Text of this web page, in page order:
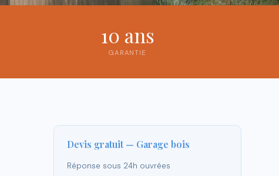
10 ans
GARANTIE
Devis gratuit — Garage bois
Réponse sous 24h ouvrées